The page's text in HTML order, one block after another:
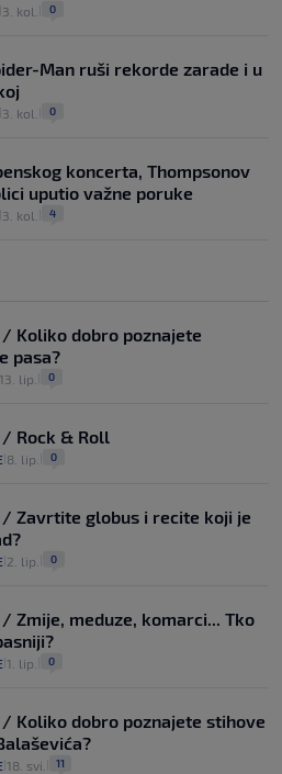
3. kol. 0
Man ruši rekorde zarade i u
3. kol. 0
koncerta, Thompsonov
uputio važne poruke
3. kol. 4
/ Koliko dobro poznajete
pasa?
13. lip. 0
/ Rock & Roll
8. lip. 0
/ Zavrtite globus i recite koji je
2. lip. 0
/ Zmije, meduze, komarci... Tko
1. lip. 0
/ Koliko dobro poznajete stihove
18. svi. 11